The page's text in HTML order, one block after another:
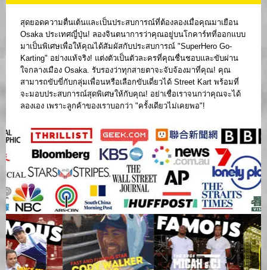
สุดยอดความตื่นเต้นและเป็นประสบการณ์ที่ต้องลองเมื่อคุณมาเยือน
Osaka ประเทศญี่ปุ่น! ลองจินตนาการว่าคุณอยู่บนโกคาร์ทที่ออกแบบ
มาเป็นพิเศษเพื่อให้คุณได้สัมผัสกับประสบการณ์ "SuperHero Go-
Karting" อย่างแท้จริง! แต่งตัวเป็นตัวละครที่คุณชื่นชอบและขับผ่าน
ใจกลางเมือง Osaka. รับรองว่าทุกสายตาจะจับจ้องมาที่คุณ! คุณ
สามารถขับขี่กับกลุ่มเพื่อนหรือเลือกขับเดี่ยวได้ Street Kart พร้อมที่
จะมอบประสบการณ์สุดพิเศษให้กับคุณ! อย่าเชื่อเราจนกว่าคุณจะได้
ลองเอง เพราะลูกค้าของเราบอกว่า "ครั้งเดียวไม่เคยพอ"!